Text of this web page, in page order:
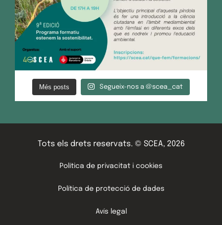
Més posts Segueix-nos a @scea_cat
Tots els drets reservats. © SCEA, 2026
Política de privacitat i cookies
Política de protecció de dades
Avís legal